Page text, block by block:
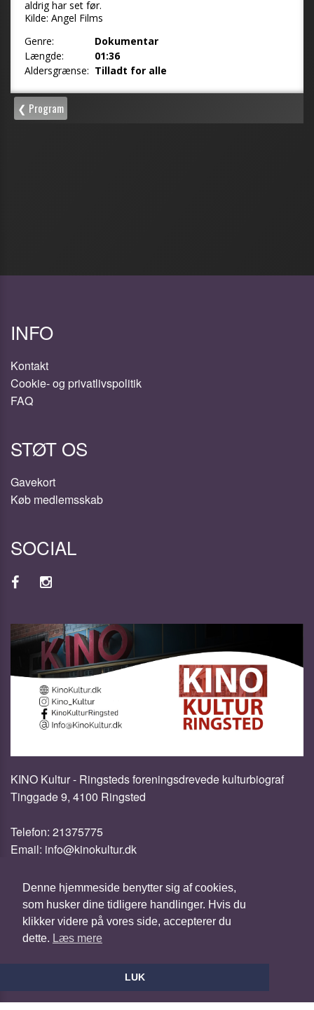
Denne hjemmeside benytter sig af cookies,
som husker dine tidligere handlinger. Hvis du
klikker videre på vores side, accepterer du
dette. Læs mere
LUK
INFO
Kontakt
Cookie- og privatlivspolitik
FAQ
STØT OS
Gavekort
Køb medlemsskab
SOCIAL
KINO Kultur - Ringsteds foreningsdrevede kulturbiograf
Tinggade 9, 4100 Ringsted
Telefon: 21375775
Email: info@kinokultur.dk
Fødevarestyrelsens kontrolrapport